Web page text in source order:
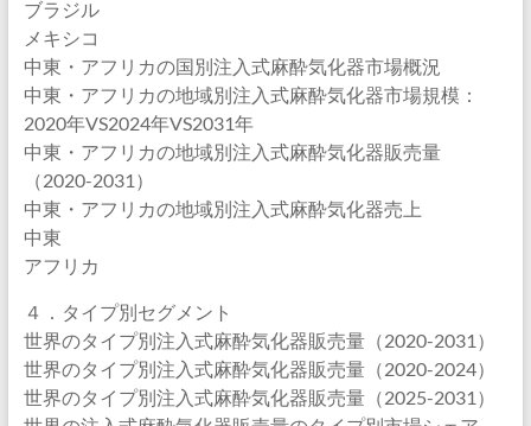
ブラジル
メキシコ
中東・アフリカの国別注入式麻酔気化器市場概況
中東・アフリカの地域別注入式麻酔気化器市場規模：
2020年VS2024年VS2031年
中東・アフリカの地域別注入式麻酔気化器販売量
（2020-2031）
中東・アフリカの地域別注入式麻酔気化器売上
中東
アフリカ
４．タイプ別セグメント
世界のタイプ別注入式麻酔気化器販売量（2020-2031）
世界のタイプ別注入式麻酔気化器販売量（2020-2024）
世界のタイプ別注入式麻酔気化器販売量（2025-2031）